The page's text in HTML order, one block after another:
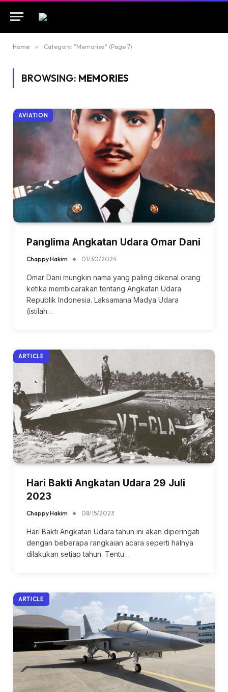
Home » Category: "Memories" (Page 7)
BROWSING: MEMORIES
AVIATION
Panglima Angkatan Udara Omar Dani
Chappy Hakim 01/30/2024
Omar Dani mungkin nama yang paling dikenal orang
ketika membicarakan tentang Angkatan Udara
Republik Indonesia. Laksamana Madya Udara
(istilah…
ARTICLE
Hari Bakti Angkatan Udara 29 Juli
2023
Chappy Hakim 08/15/2023
Hari Bakti Angkatan Udara tahun ini akan diperingati
dengan beberapa rangkaian acara seperti halnya
dilakukan setiap tahun. Tentu…
ARTICLE